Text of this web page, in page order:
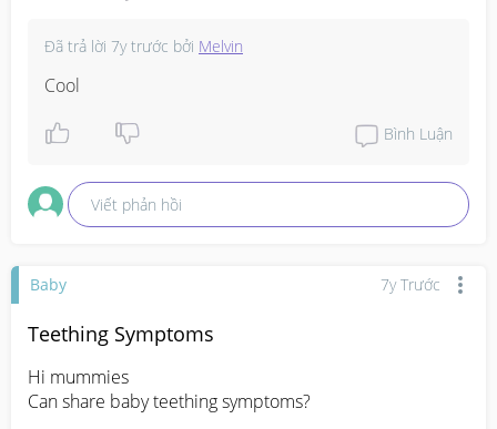
Đã trả lời 7y trước bởi Melvin
Cool
Bình Luận
Viết phản hồi
Baby 7y Trước
Teething Symptoms
Hi mummies
Can share baby teething symptoms?